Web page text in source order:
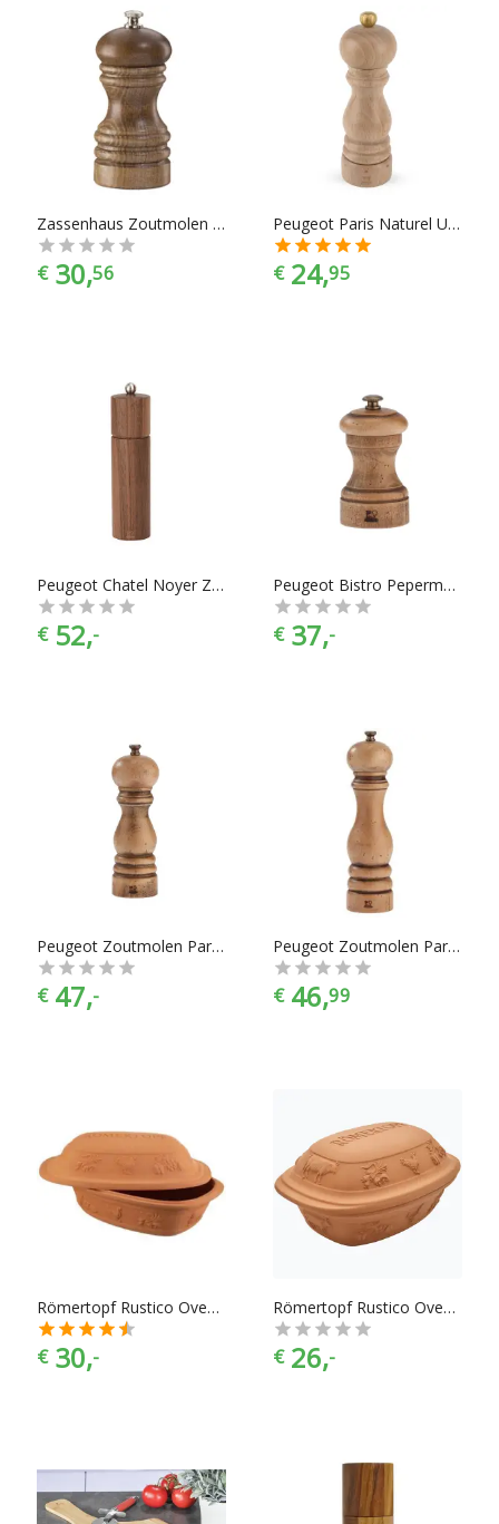
Zassenhaus Zoutmolen 'Berlin' Donker gebeitst
€ 30,56
Peugeot Paris Naturel U-Select Pepermolen - 18 cm
€ 24,95
Peugeot Chatel Noyer Zoutmolen 21 cm
€ 52,-
Peugeot Bistro Pepermolen 10 cm
€ 37,-
Peugeot Zoutmolen Paris - Antique - 18 cm
€ 47,-
Peugeot Zoutmolen Paris - Antique - 22 cm
€ 46,99
Römertopf Rustico Ovenschaal - 4 persoons
€ 30,-
Römertopf Rustico Ovenschaal - 6 persoons
€ 26,-